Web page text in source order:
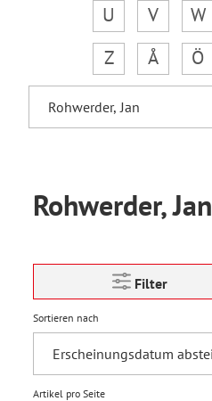
U
V W
Z
Å Ö
Rohwerder, Jan
Filter
Sortieren nach
Artikel pro Seite